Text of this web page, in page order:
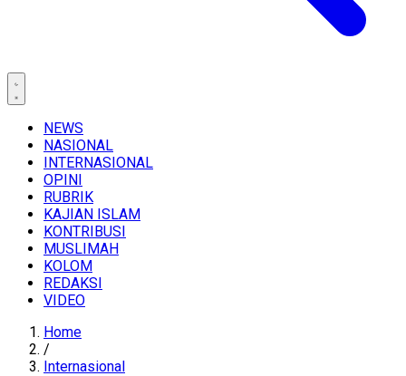
NEWS
NASIONAL
INTERNASIONAL
OPINI
RUBRIK
KAJIAN ISLAM
KONTRIBUSI
MUSLIMAH
KOLOM
REDAKSI
VIDEO
Home
/
Internasional